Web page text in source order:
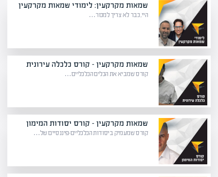
שמאות מקרקעין: לימודי שמאות מקרקעין
היי, כבר לא צריך למכור…
שמאות מקרקעין – קורס כלכלה עירונית
קורס שמביא את הכלים הכלכליים…
שמאות מקרקעין – קורס יסודות המימון
קורס שמעמיק ביסודות הכלכליים-פיננסיים של…